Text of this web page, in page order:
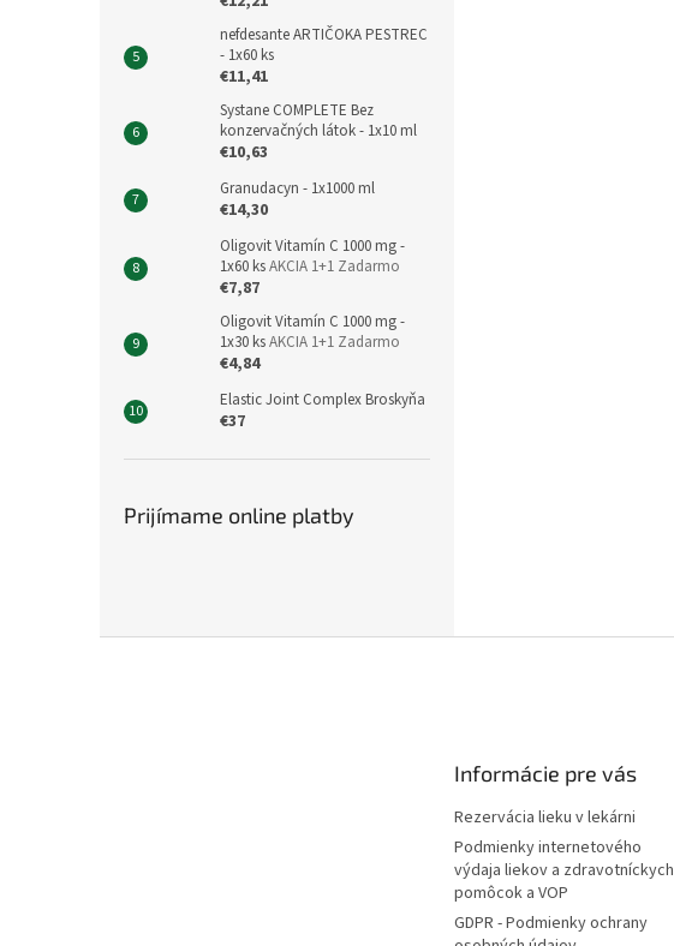
nefdesante ARTIČOKA PESTREC
- 1x60 ks
€11,41
Systane COMPLETE Bez
konzervačných látok - 1x10 ml
€10,63
Granudacyn - 1x1000 ml
€14,30
Oligovit Vitamín C 1000 mg -
1x60 ksAKCIA 1+1 Zadarmo
€7,87
Oligovit Vitamín C 1000 mg -
1x30 ksAKCIA 1+1 Zadarmo
€4,84
Elastic Joint Complex Broskyňa
€37
Prijímame online platby
Informácie pre vás
Rezervácia lieku v lekárni
Podmienky internetového
výdaja liekov a zdravotníckych
pomôcok a VOP
GDPR - Podmienky ochrany